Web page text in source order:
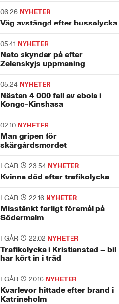
06.26 NYHETER
Väg avstängd efter bussolycka
05.41 NYHETER
Nato skyndar på efter
Zelenskyjs uppmaning
05.24 NYHETER
Nästan 4 000 fall av ebola i
Kongo-Kinshasa
02.10 NYHETER
Man gripen för
skärgårdsmordet
I GÅR 23.54 NYHETER
Kvinna död efter trafikolycka
I GÅR 22.16 NYHETER
Misstänkt farligt föremål på
Södermalm
I GÅR 22.02 NYHETER
Trafikolycka i Kristianstad – bil
har kört in i träd
I GÅR 20.16 NYHETER
Kvarlevor hittade efter brand i
Katrineholm